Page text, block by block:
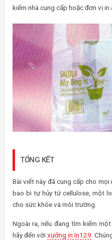
kiếm nhà cung cấp hoặc đơn vị in
TỔNG KẾT
Bài viết này đã cung cấp cho
bao bì tự hủy từ cellulose, một
cho sức khỏe và môi trường.
Ngoài ra, nếu đang tìm kiếm
hãy đến vớixưởng in In129 .